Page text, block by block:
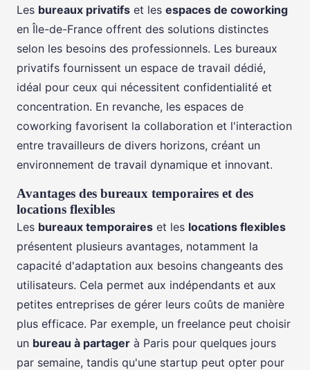
Les bureaux privatifs et les espaces de coworking
en Île-de-France offrent des solutions distinctes
selon les besoins des professionnels. Les bureaux
privatifs fournissent un espace de travail dédié,
idéal pour ceux qui nécessitent confidentialité et
concentration. En revanche, les espaces de
coworking favorisent la collaboration et l'interaction
entre travailleurs de divers horizons, créant un
environnement de travail dynamique et innovant.
Avantages des bureaux temporaires et des
locations flexibles
Les bureaux temporaires et les locations flexibles
présentent plusieurs avantages, notamment la
capacité d'adaptation aux besoins changeants des
utilisateurs. Cela permet aux indépendants et aux
petites entreprises de gérer leurs coûts de manière
plus efficace. Par exemple, un freelance peut choisir
un bureau à partager à Paris pour quelques jours
par semaine, tandis qu'une startup peut opter pour